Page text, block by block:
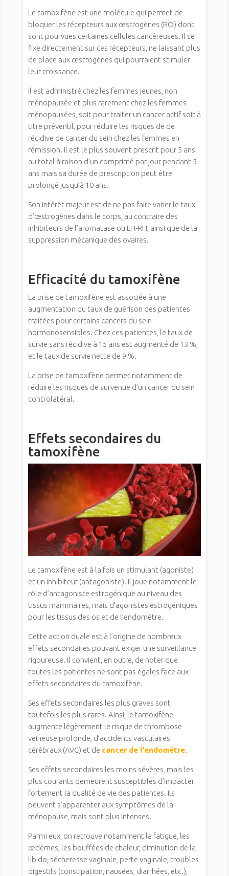
Le tamoxifène est une molécule qui permet de
bloquer les récepteurs aux œstrogènes (RO) dont
sont pourvues certaines cellules cancéreuses. Il se
fixe directement sur ces récepteurs, ne laissant plus
de place aux œstrogènes qui pourraient stimuler
leur croissance.
Il est administré chez les femmes jeunes, non
ménopausée et plus rarement chez les femmes
ménopausées, soit pour traiter un cancer actif soit à
titre préventif, pour réduire les risques de de
récidive de cancer du sein chez les femmes en
rémission. Il est le plus souvent prescrit pour 5 ans
au total à raison d’un comprimé par jour pendant 5
ans mais sa durée de prescription peut être
prolongé jusqu’à 10 ans.
Son intérêt majeur est de ne pas faire varier le taux
d’œstrogènes dans le corps, au contraire des
inhibiteurs de l’aromatase ou LH-RH, ainsi que de la
suppression mécanique des ovaires.
Efficacité du tamoxifène
La prise de tamoxifène est associée à une
augmentation du taux de guérison des patientes
traitées pour certains cancers du sein
hormonosensibles. Chez ces patientes, le taux de
survie sans récidive à 15 ans est augmenté de 13 %,
et le taux de survie nette de 9 %.
La prise de tamoxifène permet notamment de
réduire les risques de survenue d’un cancer du sein
controlatéral.
Effets secondaires du
tamoxifène
Le tamoxifène est à la fois un stimulant (agoniste)
et un inhibiteur (antagoniste). Il joue notamment le
rôle d’antagoniste estrogénique au niveau des
tissus mammaires, mais d’agonistes estrogéniques
pour les tissus des os et de l’endomètre.
Cette action duale est à l’origine de nombreux
effets secondaires pouvant exiger une surveillance
rigoureuse. Il convient, en outre, de noter que
toutes les patientes ne sont pas égales face aux
effets secondaires du tamoxifène.
Ses effets secondaires les plus graves sont
toutefois les plus rares. Ainsi, le tamoxifène
augmente légèrement le risque de thrombose
veineuse profonde, d’accidents vasculaires
cérébraux (AVC) et de cancer de l’endomètre.
Ses effets secondaires les moins sévères, mais les
plus courants demeurent susceptibles d’impacter
fortement la qualité de vie des patientes. Ils
peuvent s’apparenter aux symptômes de la
ménopause, mais sont plus intenses.
Parmi eux, on retrouve notamment la fatigue, les
œdèmes, les bouffées de chaleur, diminution de la
libido, sécheresse vaginale, perte vaginale, troubles
digestifs (constipation, nausées, diarrhées, etc.),